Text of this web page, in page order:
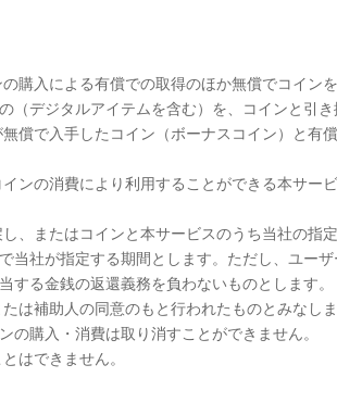
購入による有償での取得のほか無償でコイ
デジタルアイテムを含む）を、コインと引き
償で入手したコイン（ボーナスコイン）と
ンの消費により利用することができる本サ
、またはコインと本サービスのうち当社の指
当社が指定する期間とします。ただし、ユー
る金銭の返還義務を負わないものとします。
は補助人の同意のもと行われたものとみな
の購入・消費は取り消すことができません。
はできません。